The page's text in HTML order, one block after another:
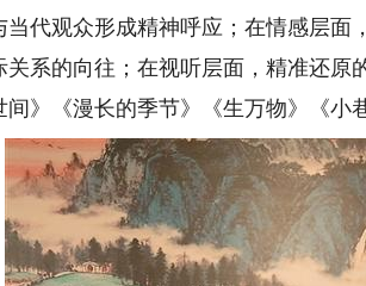
代观众形成精神呼应；在情感层面
系的向往；在视听层面，精准还原
》《漫长的季节》《生万物》《小